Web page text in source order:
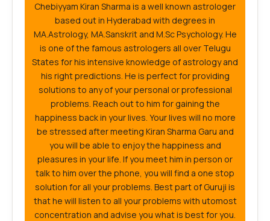
Chebiyyam Kiran Sharma is a well known astrologer
based out in Hyderabad with degrees in
MA.Astrology, MA.Sanskrit and M.Sc Psychology. He
is one of the famous astrologers all over Telugu
States for his intensive knowledge of astrology and
his right predictions. He is perfect for providing
solutions to any of your personal or professional
problems. Reach out to him for gaining the
happiness back in your lives. Your lives will no more
be stressed after meeting Kiran Sharma Garu and
you will be able to enjoy the happiness and
pleasures in your life. If you meet him in person or
talk to him over the phone, you will find a one stop
solution for all your problems. Best part of Guruji is
that he will listen to all your problems with utomost
concentration and advise you what is best for you.